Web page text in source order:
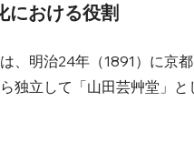
における役割
、明治24年（1891）に京
独立して「山田芸艸堂」